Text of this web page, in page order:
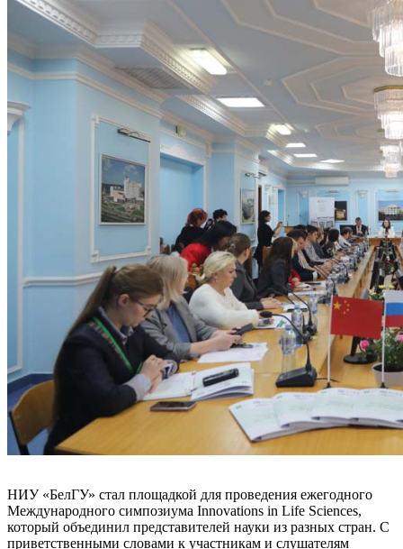
НИУ «БелГУ» стал площадкой для проведения ежегодного
Международного симпозиума Innovations in Life Sciences,
который объединил представителей науки из разных стран. С
приветственными словами к участникам и слушателям